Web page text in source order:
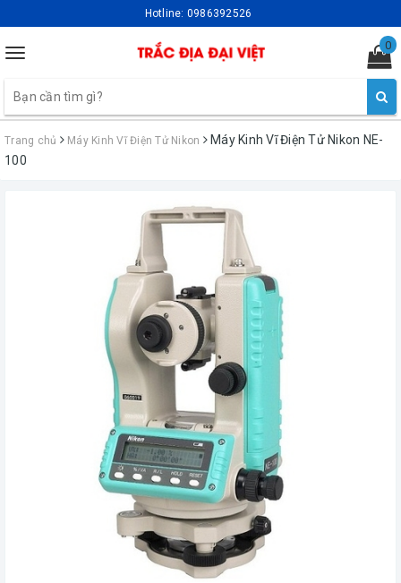
Hotline: 0986392526
Toggle
0
Trang chủ Máy Kinh Vĩ Điện Tử Nikon
Máy Kinh Vĩ Điện Tử Nikon NE-
100